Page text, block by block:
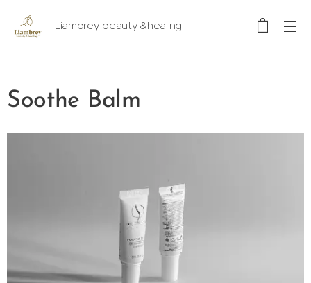
Liambrey beauty &healing
Soothe Balm